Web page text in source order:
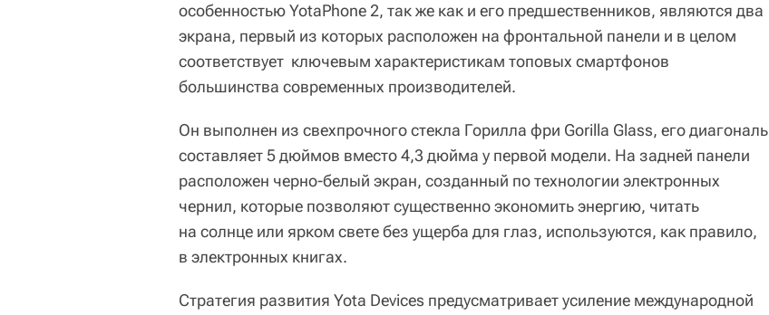
особенностью YotaPhone 2, так же как и его предшественников, являются два
экрана, первый из которых расположен на фронтальной панели и в целом
соответствует ключевым характеристикам топовых смартфонов
большинства современных производителей.
Он выполнен из свехпрочного стекла Горилла фри Gorilla Glass, его диагональ
составляет 5 дюймов вместо 4,3 дюйма у первой модели. На задней панели
расположен черно-белый экран, созданный по технологии электронных
чернил, которые позволяют существенно экономить энергию, читать
на солнце или ярком свете без ущерба для глаз, используются, как правило,
в электронных книгах.
Стратегия развития Yota Devices предусматривает усиление международной